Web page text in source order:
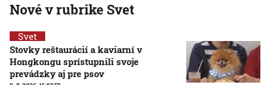
Nové v rubrike Svet
Svet
Stovky reštaurácií a kaviarní v
Hongkongu sprístupnili svoje
prevádzky aj pre psov